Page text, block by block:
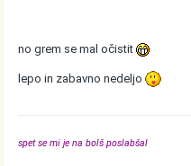
no grem se mal očistit
lepo in zabavno nedeljo
spet se mi je na bolš poslabšal